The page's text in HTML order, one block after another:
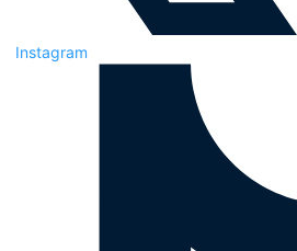
Instagram